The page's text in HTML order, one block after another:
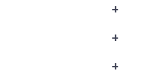
+
+
+